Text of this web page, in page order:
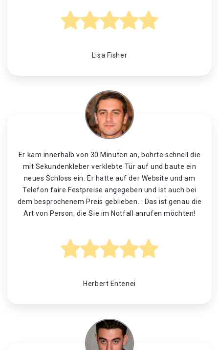
Lisa Fisher
Er kam innerhalb von 30 Minuten an, bohrte schnell die
mit Sekundenkleber verklebte Tür auf und baute ein
neues Schloss ein. Er hatte auf der Website und am
Telefon faire Festpreise angegeben und ist auch bei
dem besprochenem Preis geblieben. . Das ist genau die
Art von Person, die Sie im Notfall anrufen möchten!
Herbert Entenei